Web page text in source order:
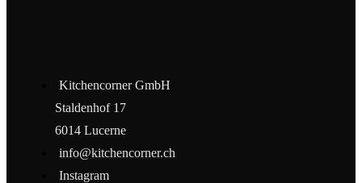
Kitchencorner GmbH
Staldenhof 17
6014 Lucerne
info@kitchencorner.ch
Instagram